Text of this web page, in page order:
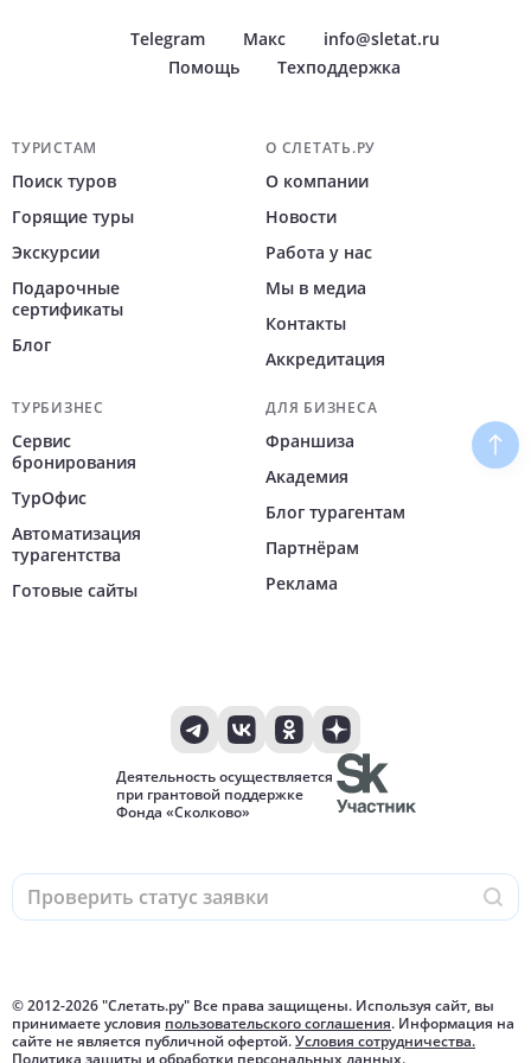
Telegram Макс
info@sletat.ru
Помощь
Техподдержка
Навигация по сайту
ТУРИСТАМ
Поиск туров
Горящие туры
Экскурсии
Подарочные
сертификаты
Блог
О СЛЕТАТЬ.РУ
О компании
Новости
Работа у нас
Мы в медиа
Контакты
Аккредитация
ТУРБИЗНЕС
Сервис
бронирования
ТурОфис
Автоматизация
турагентства
Готовые сайты
ДЛЯ БИЗНЕСА
Франшиза
Академия
Блог турагентам
Партнёрам
Реклама
Деятельность осуществляется
при грантовой поддержке
Фонда «Сколково»
© 2012-2026"Слетать.ру" Все права защищены. Используя сайт, вы
принимаете условия пользовательского соглашения. Информация на
сайте не является публичной офертой.Условия сотрудничества.
Политика защиты и обработки персональных данных.